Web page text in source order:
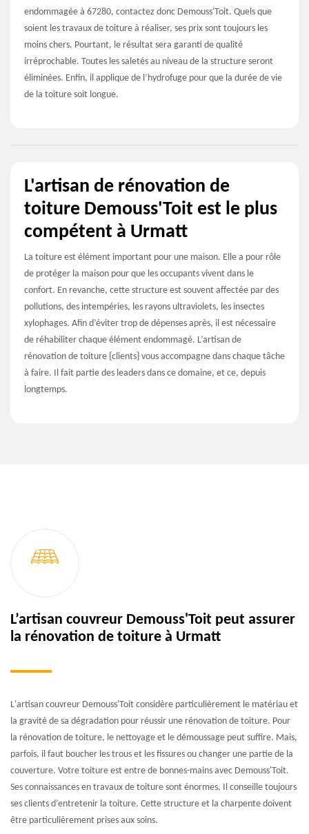
endommagée à 67280, contactez donc Demouss'Toit. Quels que
soient les travaux de toiture à réaliser, ses prix sont toujours les
moins chers. Pourtant, le résultat sera garanti de qualité
irréprochable. Toutes les saletés au niveau de la structure seront
éliminées. Enfin, il applique de l’hydrofuge pour que la durée de vie
de la toiture soit longue.
L'artisan de rénovation de
toiture Demouss'Toit est le plus
compétent à Urmatt
La toiture est élément important pour une maison. Elle a pour rôle
de protéger la maison pour que les occupants vivent dans le
confort. En revanche, cette structure est souvent affectée par des
pollutions, des intempéries, les rayons ultraviolets, les insectes
xylophages. Afin d’éviter trop de dépenses après, il est nécessaire
de réhabiliter chaque élément endommagé. L’artisan de
rénovation de toiture {clients} vous accompagne dans chaque tâche
à faire. Il fait partie des leaders dans ce domaine, et ce, depuis
longtemps.
L’artisan couvreur Demouss'Toit peut assurer
la rénovation de toiture à Urmatt
L'artisan couvreur Demouss'Toit considère particulièrement le matériau et
la gravité de sa dégradation pour réussir une rénovation de toiture. Pour
la rénovation de toiture, le nettoyage et le démoussage peut suffire. Mais,
parfois, il faut boucher les trous et les fissures ou changer une partie de la
couverture. Votre toiture est entre de bonnes-mains avec Demouss'Toit.
Ses connaissances en travaux de toiture sont énormes. Il conseille toujours
ses clients d’entretenir la toiture. Cette structure et la charpente doivent
être particulièrement prises aux soins.